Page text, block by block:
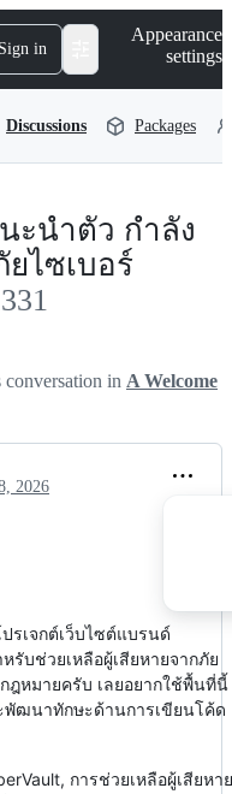
Sign in
Appearance
settings
Discussions Packages
ะนำตัว กำลัง
ไซเบอร์
conversation in A Welcome
2026
รเจกต์เว็บไซต์แบรนด์
รับช่วยเหลือผู้เสียหายจากภัย
ฎหมายครับ เลยอยากใช้พื้นที่นี้
พัฒนาทักษะด้านการเขียนโค้ด
การช่วยเหลือผู้เสียหาย